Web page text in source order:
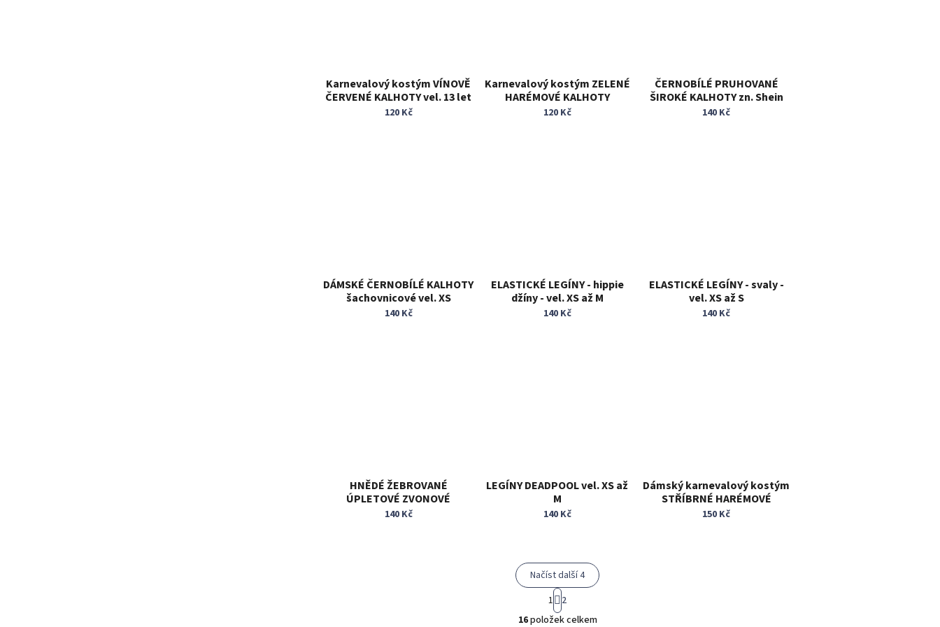
Karnevalový kostým VÍNOVĚ
ČERVENÉ KALHOTY vel. 13 let
120 Kč
Karnevalový kostým ZELENÉ
HARÉMOVÉ KALHOTY
vzorované vel. S/M
120 Kč
ČERNOBÍLÉ PRUHOVANÉ
ŠIROKÉ KALHOTY zn. Shein
vel. XS
140 Kč
DÁMSKÉ ČERNOBÍLÉ KALHOTY
šachovnicové vel. XS
140 Kč
ELASTICKÉ LEGÍNY - hippie
džíny - vel. XS až M
140 Kč
ELASTICKÉ LEGÍNY - svaly -
vel. XS až S
140 Kč
HNĚDÉ ŽEBROVANÉ
ÚPLETOVÉ ZVONOVÉ
KALHOTY zn. Primark vel. XS
140 Kč
LEGÍNY DEADPOOL vel. XS až
M
140 Kč
Dámský karnevalový kostým
STŘÍBRNÉ HARÉMOVÉ
KALHOTY vel. XS/S
150 Kč
O
Načíst další 4
S
t
r
1
2
16položek celkem